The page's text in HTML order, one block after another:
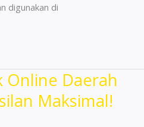
digunakan di
Online Daerah
Maksimal!